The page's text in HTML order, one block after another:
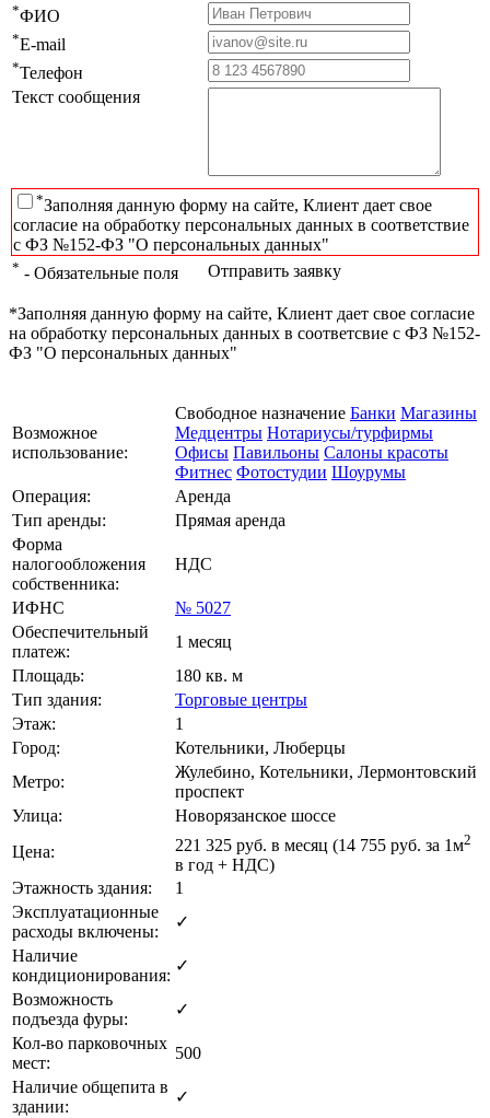
*ФИО
*E-mail
*Телефон
Текст сообщения
*Заполняя данную форму на сайте, Клиент дает свое
согласие на обработку персональных данных в соответствие
с ФЗ №152-ФЗ "О персональных данных"
* - Обязательные поля Отправить заявку
*Заполняя данную форму на сайте, Клиент дает свое согласие
на обработку персональных данных в соответсвие с ФЗ №152-
ФЗ "О персональных данных"
Возможное
использование:
Свободное назначение Банки Магазины
Медцентры Нотариусы/турфирмы
Офисы Павильоны Салоны красоты
Фитнес Фотостудии Шоурумы
Операция:
Аренда
Тип аренды:
Прямая аренда
Форма
налогообложения
собственника:
НДС
ИФНС
№ 5027
Обеспечительный
платеж:
1 месяц
Площадь:
180 кв. м
Тип здания:
Торговые центры
Этаж:
1
Город:
Котельники, Люберцы
Метро:
Жулебино, Котельники, Лермонтовский
проспект
Улица:
Новорязанское шоссе
Цена:
221 325 руб. в месяц (14 755 руб. за 1м2
в год + НДС)
Этажность здания:
1
Эксплуатационные
расходы включены:
✓
Наличие
кондиционирования:
✓
Возможность
подъезда фуры:
✓
Кол-во парковочных
мест:
500
Наличие общепита в
здании:
✓